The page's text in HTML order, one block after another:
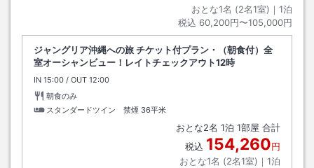
おとな1名 (2名1室)｜ 1泊
税込 60,200円〜105,000円
ジャングリア沖縄への旅 チケット付プラン・（朝食付）全
室オーシャンビュー！レイトチェックアウト12時
IN チェックイン
15:00 / OUT チェックアウト
12:00
朝食のみ
スタンダードツイン 禁煙 36平米
おとな2名 1泊 1部屋 合計
税込 154,260円
おとな1名 (2名1室)｜ 1泊